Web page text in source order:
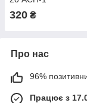
320 ₴
Про нас
96%
Працює з